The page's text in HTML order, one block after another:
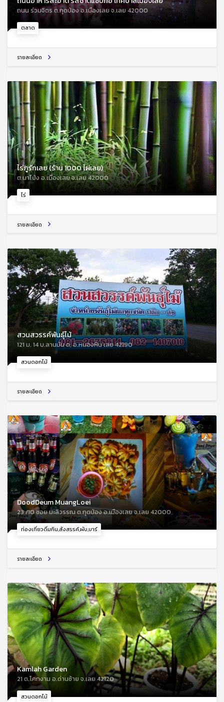
ตลาด
ถนน ร่วมจิตร ต.กุดป่อง อ.เมืองเลย จ.เลย 42000
รายละเอียด
ไร่
ไร่ภูรักเลย (ร้าน 1000 ไผ่เลย)
ต.นาโป่ง อ.เมืองเลย จ.เลย 42000
รายละเอียด
สวนดอกไม้
สวนสวรรค์พันธุ์ไม้
121 ม. 14 บ.ลานมัน ต, อ.หนองหิน เลย 42190
รายละเอียด
ท่องเที่ยวดื่มกิน,สังสรรค์,ผับ,บาร์
DoodDeum MuangLoei
23 /10 ซอย มะลิวรรณ ต.กุดป่อง อ.เมืองเลย จ.เลย 42000
รายละเอียด
สวนดอกไม้
Kamlah Garden
21 ต.โคกงาม อ.ด่านซ้าย จ.เลย 42120